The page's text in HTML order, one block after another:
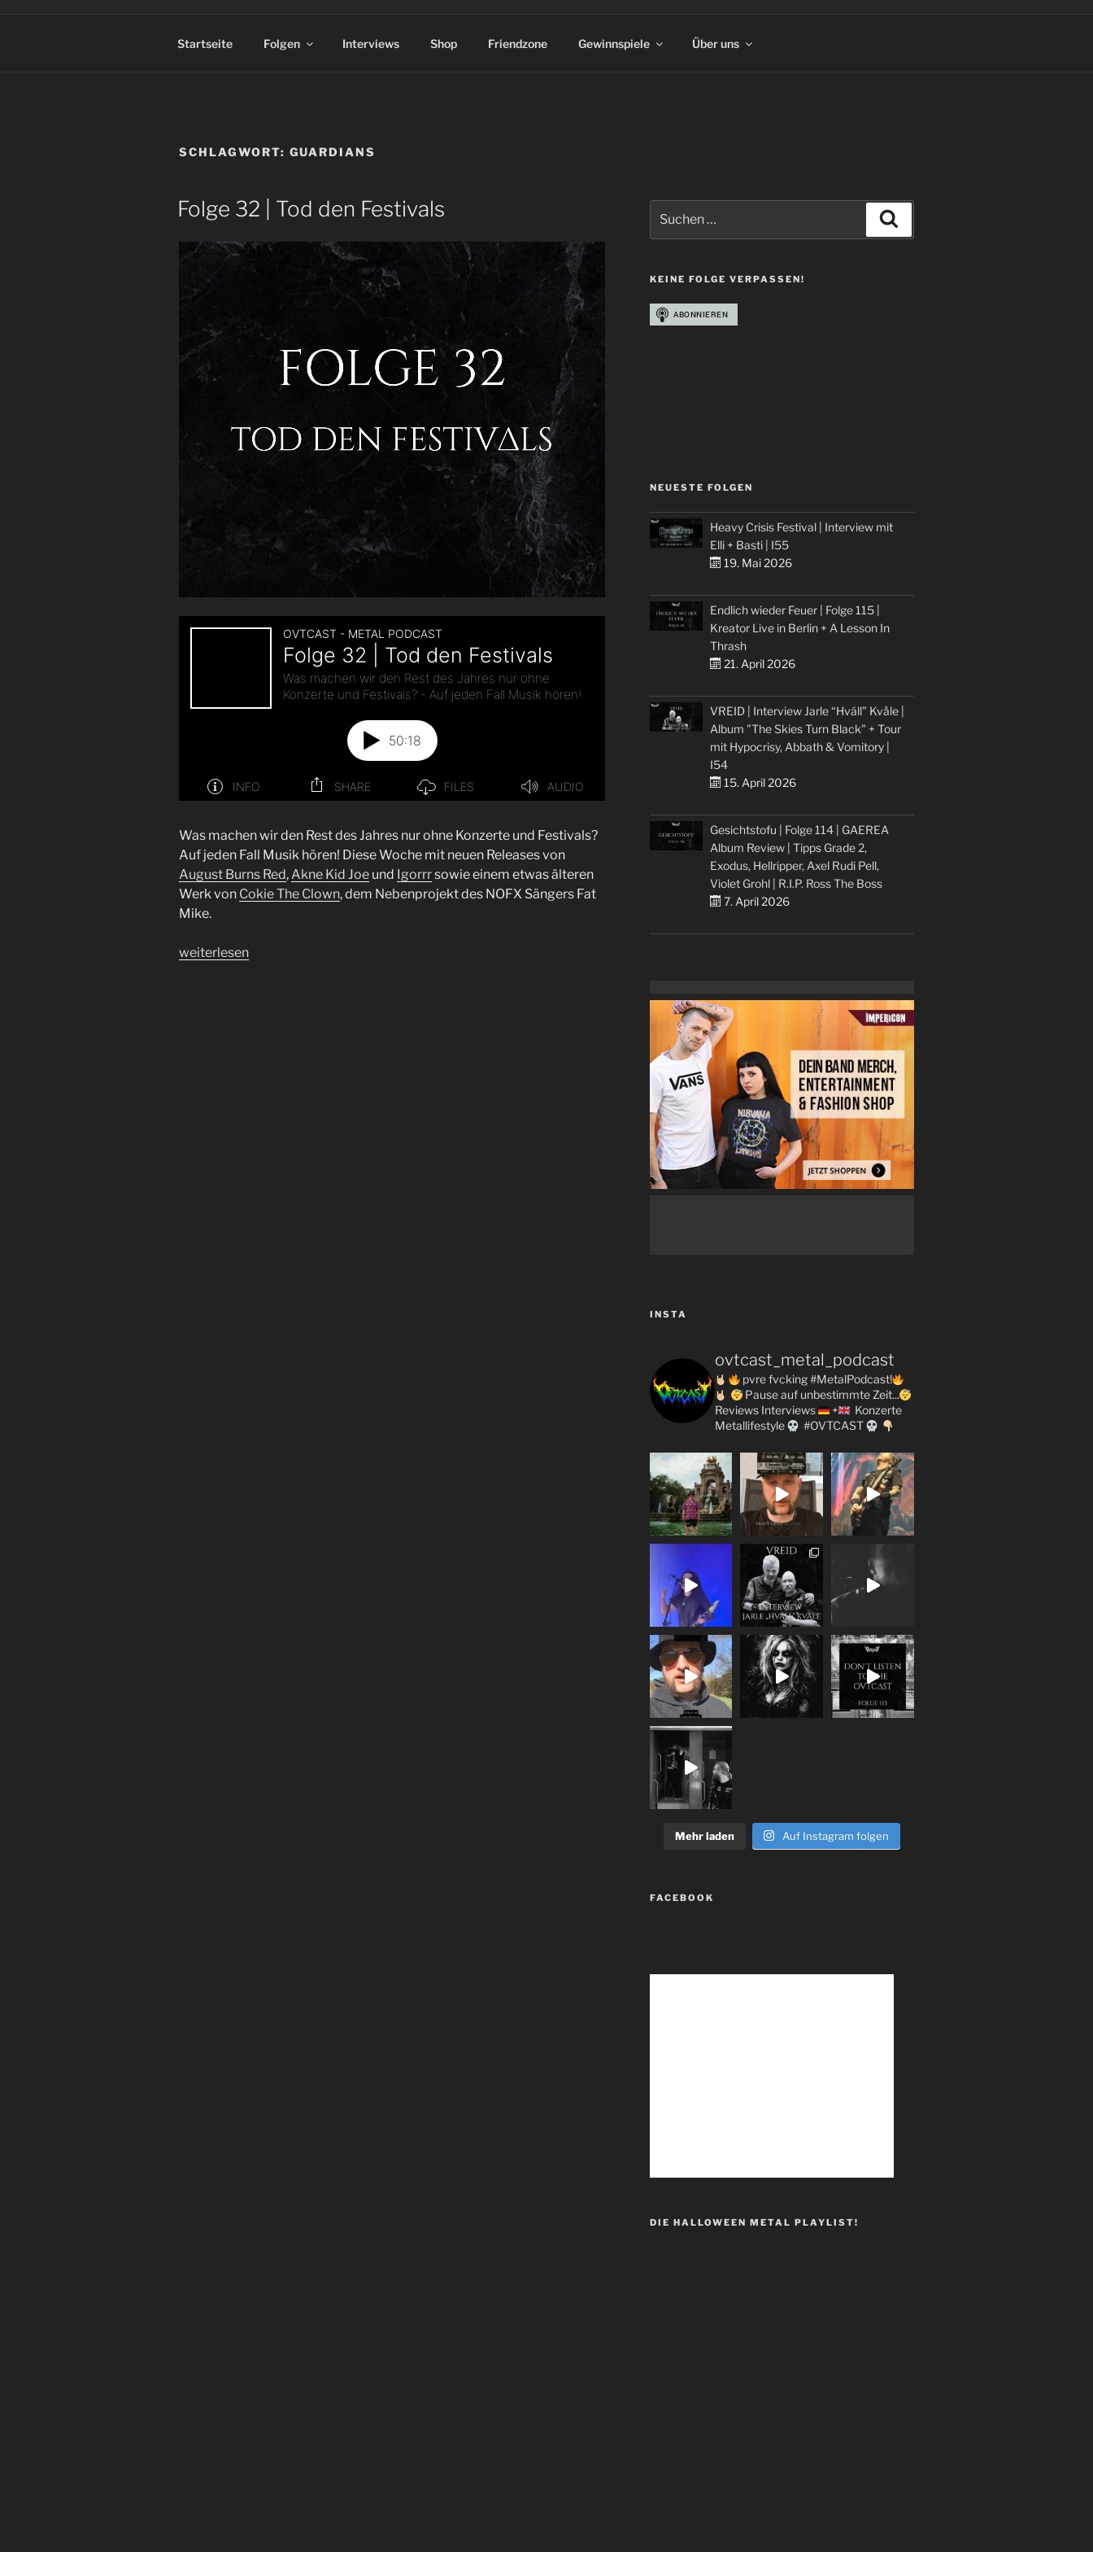
Startseite Folgen Interviews Shop Friendzone Gewinnspiele Über uns
SCHLAGWORT: GUARDIANS
Folge 32 | Tod den Festivals
Was machen wir den Rest des Jahres nur ohne Konzerte und Festivals?
Auf jeden Fall Musik hören! Diese Woche mit neuen Releases von
August Burns Red,Akne Kid Joe und Igorrrsowie einem etwas älteren
Werk von Cokie The Clown, dem Nebenprojekt des NOFX Sängers Fat
Mike.
„Folge
weiterlesen
nach:
KEINE FOLGE VERPASSEN!
NEUESTE FOLGEN
Heavy Crisis Festival | Interview mit
Elli + Basti | I55
19. Mai 2026
Endlich wieder Feuer | Folge 115 |
Kreator Live in Berlin + A Lesson In
Thrash
21. April 2026
VREID | Interview Jarle “Hváll” Kvåle |
Album "The Skies Turn Black" + Tour
mit Hypocrisy, Abbath & Vomitory |
I54
15. April 2026
Gesichtstofu | Folge 114 | GAEREA
Album Review | Tipps Grade 2,
Exodus, Hellripper, Axel Rudi Pell,
Violet Grohl | R.I.P. Ross The Boss
7. April 2026
INSTA
ovtcast_metal_podcast
pvre fvcking #MetalPodcast!
Pause auf unbestimmte Zeit...
Reviews Interviews +
Konzerte
Metallifestyle
#OVTCAST
Mehr laden Auf Instagram folgen
FACEBOOK
DIE HALLOWEEN METAL PLAYLIST!